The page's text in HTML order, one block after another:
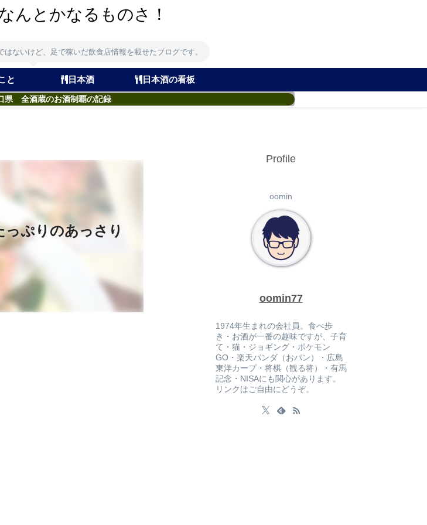
んとかなるものさ！
ないけど、足で稼いだ飲食店情報を載せたブログです。
と 日本酒 日本酒の看板
県 全酒蔵のお酒制覇の記録
っぷりのあっさり
Profile
oomin
oomin77
1974年生まれの会社員。食べ歩
き・お酒が一番の趣味ですが、子育
て・猫・ジョギング・ポケモン
GO・楽天パンダ（おパン）・広島
東洋カープ・将棋（観る将）・有馬
記念・NISAにも関心があります。
リンクはご自由にどうぞ。